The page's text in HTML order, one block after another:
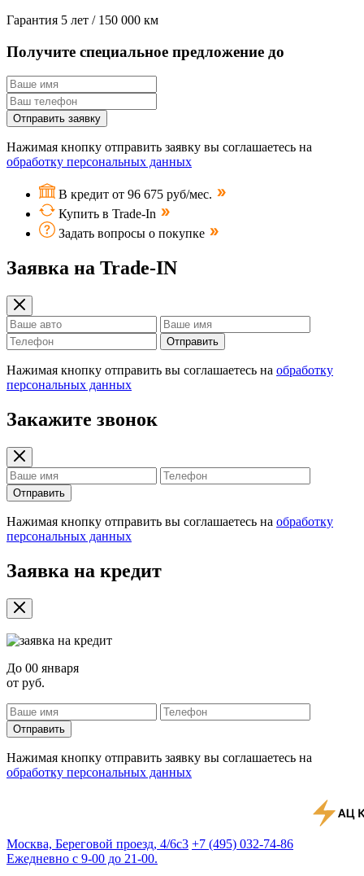
Гарантия 5 лет / 150 000 км
Получите специальное предложение до
Отправить заявку
Нажимая кнопку отправить заявку вы соглашаетесь на
обработку персональных данных
В кредит от 96 675 руб/мес.
Купить в Trade-In
Задать вопросы о покупке
Заявка на Trade-IN
Отправить
Нажимая кнопку отправить вы соглашаетесь на обработку
персональных данных
Закажите звонок
Отправить
Нажимая кнопку отправить вы соглашаетесь на обработку
персональных данных
Заявка на кредит
До 00 января
от руб.
Отправить
Нажимая кнопку отправить заявку вы соглашаетесь на
обработку персональных данных
Москва, Береговой проезд, 4/6с3 +7 (495) 032-74-86
Ежедневно с 9-00 до 21-00.